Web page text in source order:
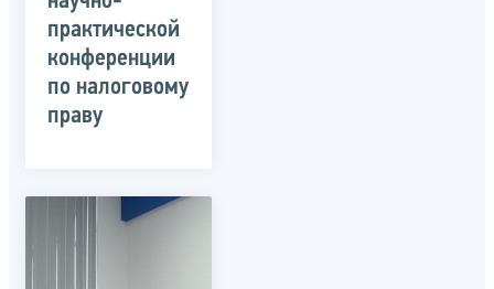
практической
конференции
по налоговому
праву